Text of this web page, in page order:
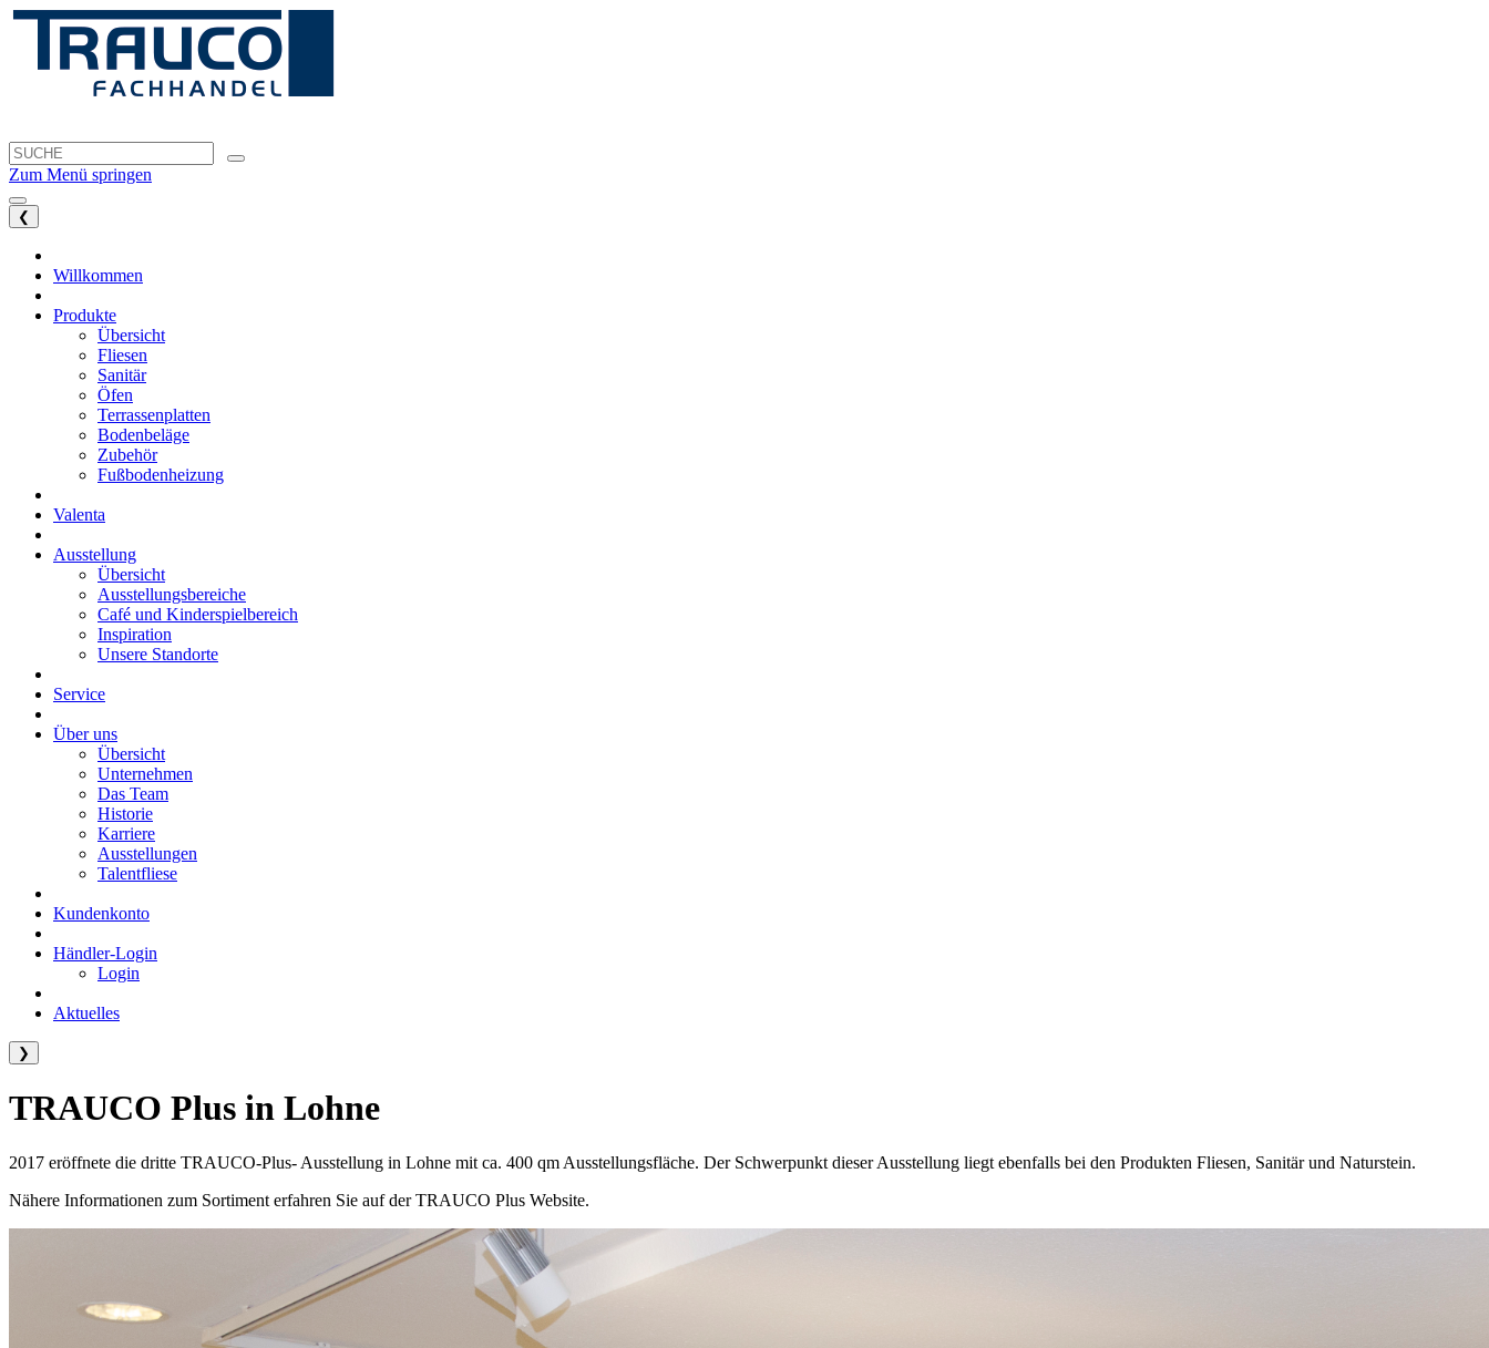
Zum Menü springen
❮
Willkommen
Produkte
Übersicht
Fliesen
Sanitär
Öfen
Terrassenplatten
Bodenbeläge
Zubehör
Fußbodenheizung
Valenta
Ausstellung
Übersicht
Ausstellungsbereiche
Café und Kinderspielbereich
Inspiration
Unsere Standorte
Service
Über uns
Übersicht
Unternehmen
Das Team
Historie
Karriere
Ausstellungen
Talentfliese
Kundenkonto
Händler-Login
Login
Aktuelles
❯
TRAUCO Plus in Lohne
2017 eröffnete die dritte TRAUCO-Plus- Ausstellung in Lohne mit ca. 400 qm Ausstellungsfläche. Der Schwerpunkt dieser Ausstellung liegt ebenfalls bei den Produkten Fliesen, Sanitär und Naturstein.
Nähere Informationen zum Sortiment erfahren Sie auf der TRAUCO Plus Website.